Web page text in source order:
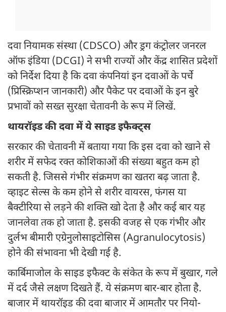
दवा नियामक संस्था (CDSCO) और ड्रग कंट्रोलर जनरल
ऑफ इंडिया (DCGI) ने सभी राज्यों और केंद्र शासित प्रदेशों
को निर्देश दिया है कि दवा कंपनियां इन दवाओं के पर्चे
(प्रिस्क्रिप्शन जानकारी) और पैकेट पर दवाओं के इन बुरे
प्रभावों को सख्त सुरक्षा चेतावनी के रूप में लिखें.
थायरॉइड की दवा में ये साइड इफैक्ट्स
सरकार की चेतावनी में बताया गया कि इस दवा को खाने से
शरीर में सफेद रक्त कोशिकाओं की संख्या बहुत कम हो
सकती है. जिससे गंभीर संक्रमण का खतरा बढ़ जाता है.
व्हाइट सेल्स के कम होने से शरीर वायरस, फंगस या
बैक्टीरिया से लड़ने की शक्ति खो देता है और कई बार यह
जानलेवा तक हो जाता है. इसकी वजह से एक गंभीर और
दुर्लभ बीमारी एग्रेनुलोसाइटोसिस (Agranulocytosis)
होने की संभावना भी देखी गई है.
कार्बिमाजोल के साइड इफैक्ट के संकेत के रूप में बुखार, गले
में दर्द जैसे लक्षण दिखते हैं. ये संक्रमण बार-बार होता है.
बाजार में थायरॉइड की दवा बाजार में आमतौर पर नियो-